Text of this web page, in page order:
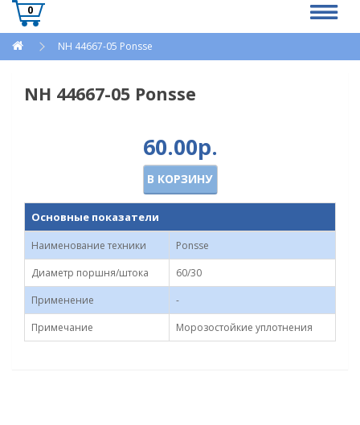
0
NH 44667-05 Ponsse
NH 44667-05 Ponsse
60.00р.
В КОРЗИНУ
Основные показатели
Наименование техники
Ponsse
Диаметр поршня/штока
60/30
Применение
-
Примечание
Морозостойкие уплотнения